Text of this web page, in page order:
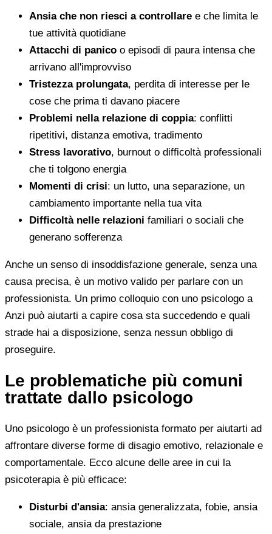
Ansia che non riesci a controllare e che limita le
tue attività quotidiane
Attacchi di panico o episodi di paura intensa che
arrivano all'improvviso
Tristezza prolungata, perdita di interesse per le
cose che prima ti davano piacere
Problemi nella relazione di coppia: conflitti
ripetitivi, distanza emotiva, tradimento
Stress lavorativo, burnout o difficoltà professionali
che ti tolgono energia
Momenti di crisi: un lutto, una separazione, un
cambiamento importante nella tua vita
Difficoltà nelle relazioni familiari o sociali che
generano sofferenza
Anche un senso di insoddisfazione generale, senza una
causa precisa, è un motivo valido per parlare con un
professionista. Un primo colloquio con uno psicologo a
Anzi può aiutarti a capire cosa sta succedendo e quali
strade hai a disposizione, senza nessun obbligo di
proseguire.
Le problematiche più comuni
trattate dallo psicologo
Uno psicologo è un professionista formato per aiutarti ad
affrontare diverse forme di disagio emotivo, relazionale e
comportamentale. Ecco alcune delle aree in cui la
psicoterapia è più efficace:
Disturbi d'ansia: ansia generalizzata, fobie, ansia
sociale, ansia da prestazione